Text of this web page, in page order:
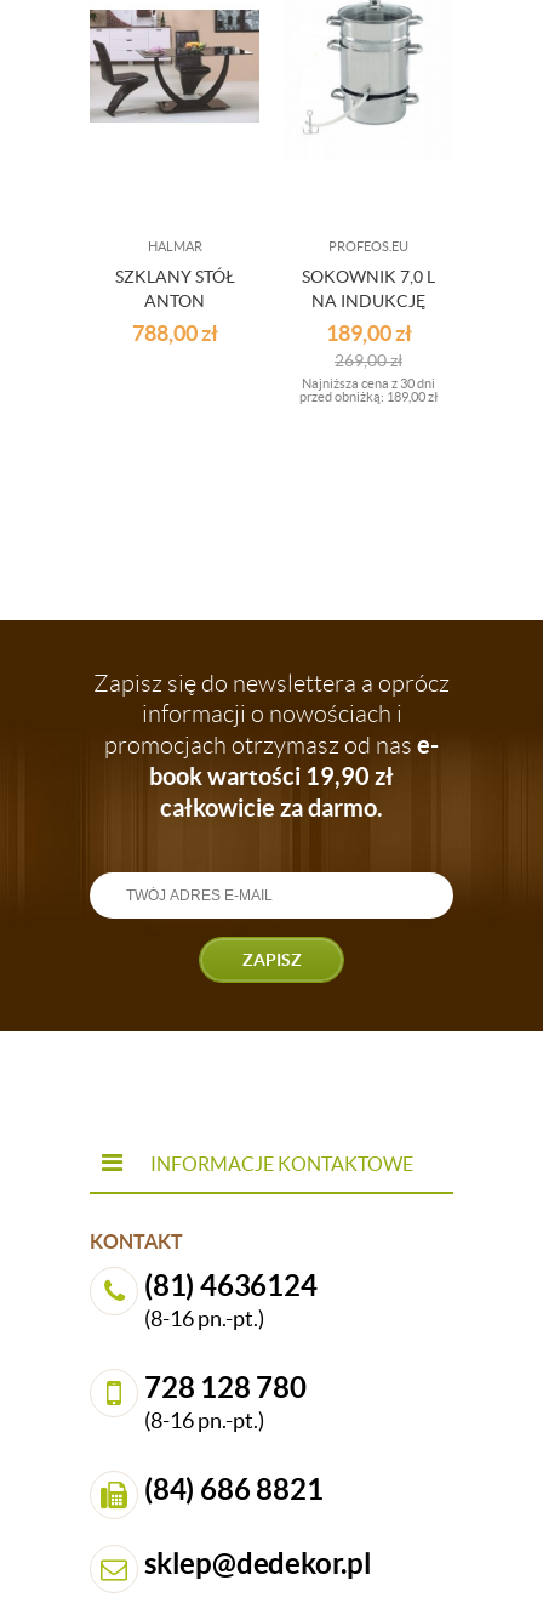
HALMAR
SZKLANY STÓŁ
ANTON
788,00zł
PROFEOS.EU
SOKOWNIK 7,0 L
NA INDUKCJĘ
189,00zł
269,00zł
Najniższa cena z 30 dni
przed obniżką: 189,00 zł
Zapisz się do newslettera a oprócz
informacji o nowościach i
promocjach otrzymasz od nas e-
book wartości 19,90 zł
całkowicie za darmo.
ZAPISZ
INFORMACJE KONTAKTOWE
KONTAKT
(81) 4636124
(8-16 pn.-pt.)
728 128 780
(8-16 pn.-pt.)
(84) 686 8821
sklep@dedekor.pl